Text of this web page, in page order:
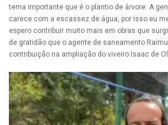
tema importante que é o plantio de árvore. A
carece com a escassez de água, por isso eu
espero contribuir muito mais em obras que
de gratidão que o agente de saneamento
contribuição na ampliação do viveiro Isaac de